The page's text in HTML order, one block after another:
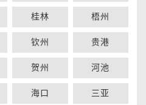
桂林 梧州
钦州 贵港
贺州 河池
海口 三亚